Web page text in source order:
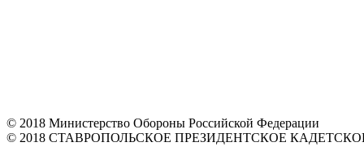
© 2018 Министерство Обороны Российской Федерации
© 2018 СТАВРОПОЛЬСКОЕ ПРЕЗИДЕНТСКОЕ